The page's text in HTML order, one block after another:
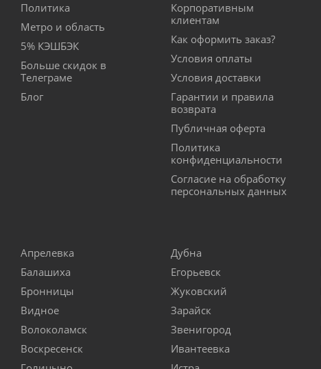
Политика
Метро и область
5% КЭШБЭК
Больше скидок в
Телеграме
Блог
Корпоративным
клиентам
Как оформить заказ?
Условия оплаты
Условия доставки
Гарантии и правила
возврата
Публичная оферта
Политика
конфиденциальности
Согласие на обработку
персональных данных
Апрелевка
Балашиха
Бронницы
Видное
Волоколамск
Воскресенск
Дубна
Егорьевск
Жуковский
Зарайск
Звенигород
Ивантеевка